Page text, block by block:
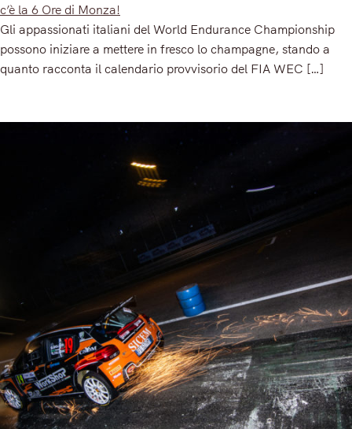
c’è la 6 Ore di Monza!
Gli appassionati italiani del World Endurance Championship
possono iniziare a mettere in fresco lo champagne, stando a
quanto racconta il calendario provvisorio del FIA WEC […]